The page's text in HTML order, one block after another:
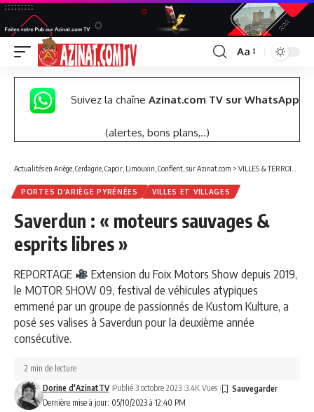
Font
Resizer
Aa
Suivez la chaîne Azinat.com TV sur WhatsApp
(alertes, bons plans,..)
Actualités en Ariège, Cerdagne, Capcir, Limouxin, Conflent, sur Azinat.com > VILLES & TERROIRS DES PYRÉNÉES EST
PORTES D’ARIÈGE PYRÉNÉES VILLES ET VILLAGES
Saverdun : « moteurs sauvages &
esprits libres »
REPORTAGE
Extension du Foix Motors Show depuis 2019,
le MOTOR SHOW 09, festival de véhicules atypiques
emmené par un groupe de passionnés de Kustom Kulture, a
posé ses valises à Saverdun pour la deuxième année
consécutive.
Dernière mise à jour: 05/10/2023 à 12:40 PM
Dorine d'AzinatTV Publié 3 octobre 2023 3.4K Vues
2 min de lecture